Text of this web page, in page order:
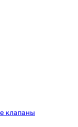
клапаны